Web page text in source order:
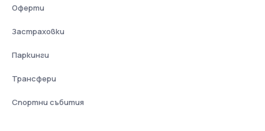
Оферти
Застраховки
Паркинги
Трансфери
Спортни събития